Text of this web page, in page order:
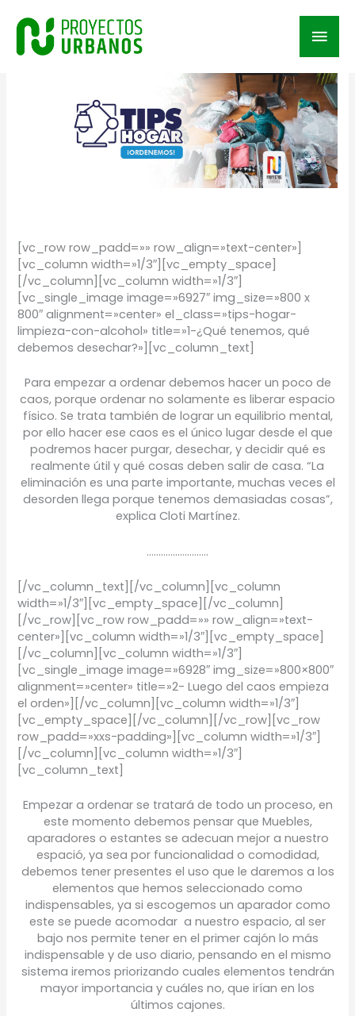
contenido
[vc_row row_padd=»» row_align=»text-center»]
[vc_column width=»1/3″][vc_empty_space]
[/vc_column][vc_column width=»1/3″]
[vc_single_image image=»6927″ img_size=»800 x
800″ alignment=»center» el_class=»tips-hogar-
limpieza-con-alcohol» title=»1-¿Qué tenemos, qué
debemos desechar?»][vc_column_text]
Para empezar a ordenar debemos hacer un poco de
caos, porque ordenar no solamente es liberar espacio
físico. Se trata también de lograr un equilibrio mental,
por ello hacer ese caos es el único lugar desde el que
podremos hacer purgar, desechar, y decidir qué es
realmente útil y qué cosas deben salir de casa. “La
eliminación es una parte importante, muchas veces el
desorden llega porque tenemos demasiadas cosas”,
explica Cloti Martínez.
……………………..
[/vc_column_text][/vc_column][vc_column
width=»1/3″][vc_empty_space][/vc_column]
[/vc_row][vc_row row_padd=»» row_align=»text-
center»][vc_column width=»1/3″][vc_empty_space]
[/vc_column][vc_column width=»1/3″]
[vc_single_image image=»6928″ img_size=»800×800″
alignment=»center» title=»2- Luego del caos empieza
el orden»][/vc_column][vc_column width=»1/3″]
[vc_empty_space][/vc_column][/vc_row][vc_row
row_padd=»xxs-padding»][vc_column width=»1/3″]
[/vc_column][vc_column width=»1/3″]
[vc_column_text]
Empezar a ordenar se tratará de todo un proceso, en
este momento debemos pensar que Muebles,
aparadores o estantes se adecuan mejor a nuestro
espació, ya sea por funcionalidad o comodidad,
debemos tener presentes el uso que le daremos a los
elementos que hemos seleccionado como
indispensables, ya si escogemos un aparador como
este se puede acomodar a nuestro espacio, al ser
bajo nos permite tener en el primer cajón lo más
indispensable y de uso diario, pensando en el mismo
sistema iremos priorizando cuales elementos tendrán
mayor importancia y cuáles no, que irían en los
últimos cajones.